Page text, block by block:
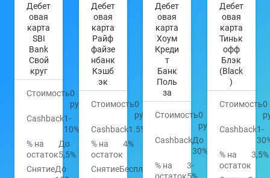
Дебет
овая
карта
SBI
Bank
Свой
круг
Стоимость0
руб.
Cashback1-
10%
% на
остаток
До
5,5%
СнятиеДо
Дебет
овая
карта
Райф
файзе
нбанк
Кэшб
эк
Стоимость0
руб.
Cashback1.5%
% на
остаток
4%
СнятиеБесплатно
Дебет
овая
карта
Хоум
Креди
т
Банк
Поль
за
Стоимость0
руб.
CashbackДо
30%
% на
остаток
3-
5%
Дебет
овая
карта
Тиньк
офф
Блэк
(Black
)
Стоимость0
Cashback1-
% на
остаток
3,5%